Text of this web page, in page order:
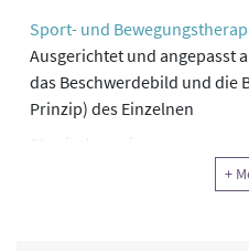
Sport- und
Ausgerichtet und angepasst
das Beschwerdebild und die
Prinzip) des Einzelnen
Physiotherapie
Manuelle Therapie, Cranio-
Detonisierung der
+